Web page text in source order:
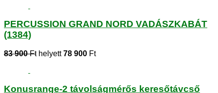
PERCUSSION GRAND NORD VADÁSZKABÁT
(1384)
83 900 Fthelyett78 900 Ft
Konusrange-2 távolságmérős keresőtávcső